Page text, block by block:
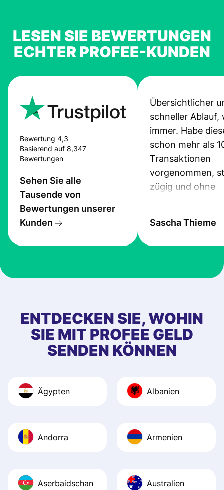
LESEN SIE BEWERTUNGEN
ECHTER PROFEE-KUNDEN
Bewertung 4,3
Basierend auf 8,347
Bewertungen
Sehen Sie alle
Tausende von
Bewertungen unserer
Kunden
Übersichtlicher
schneller Ablauf,
immer. Habe
schon mehr als
Transaktionen
vorgenommen,
zügig und ohne
Sascha Thieme
ENTDECKEN SIE, WOHIN
SIE MIT PROFEE GELD
SENDEN KÖNNEN
Ägypten Albanien
Andorra Armenien
Aserbaidschan Australien